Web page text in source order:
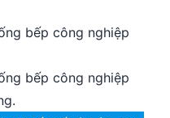
bếp công nghiệp
bếp công nghiệp